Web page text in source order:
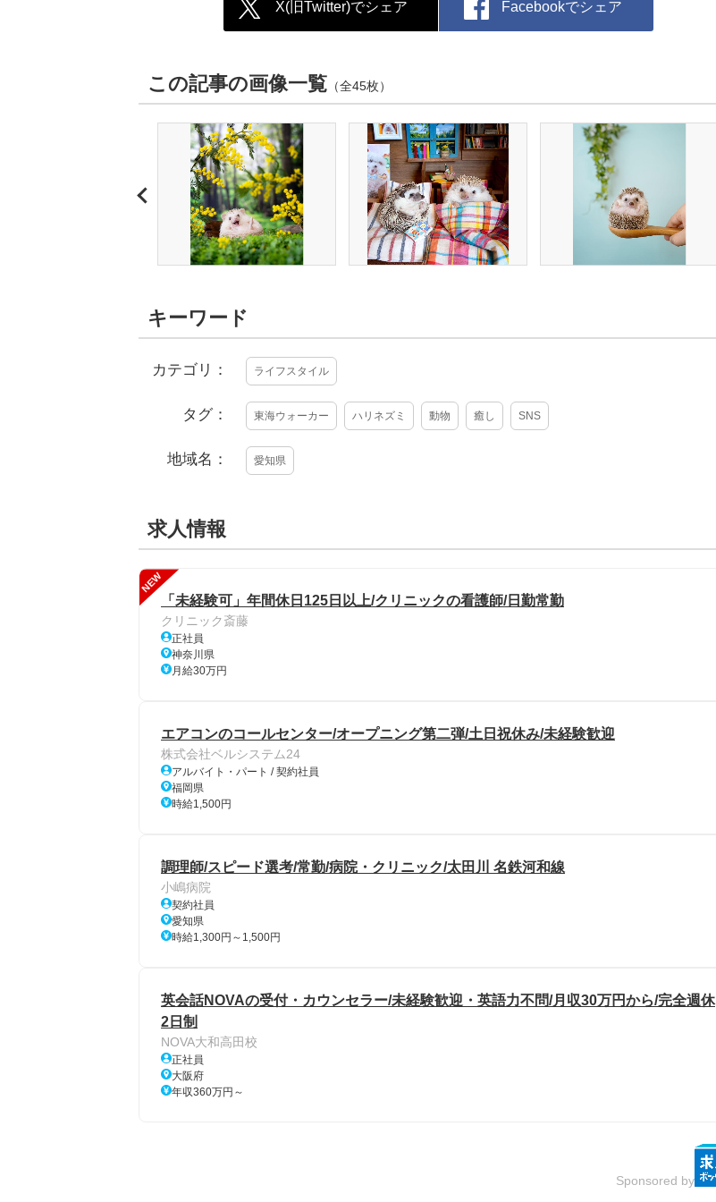
X(旧Twitter)でシェア Facebookでシェア
この記事の画像一覧 （全45枚）
キーワード
カテゴリ： ライフスタイル
タグ： 東海ウォーカー ハリネズミ 動物 癒し SNS
地域名： 愛知県
求人情報
NEW
「未経験可」年間休日125日以上/クリニックの看護師/日勤常勤
クリニック斎藤
正社員
神奈川県
月給30万円
エアコンのコールセンター/オープニング第二弾/土日祝休み/未経験歓迎
株式会社ベルシステム24
アルバイト・パート / 契約社員
福岡県
時給1,500円
調理師/スピード選考/常勤/病院・クリニック/太田川 名鉄河和線
小嶋病院
契約社員
愛知県
時給1,300円～1,500円
英会話NOVAの受付・カウンセラー/未経験歓迎・英語力不問/月収30万円から/完全週休
2日制
NOVA大和高田校
正社員
大阪府
年収360万円～
Sponsored by